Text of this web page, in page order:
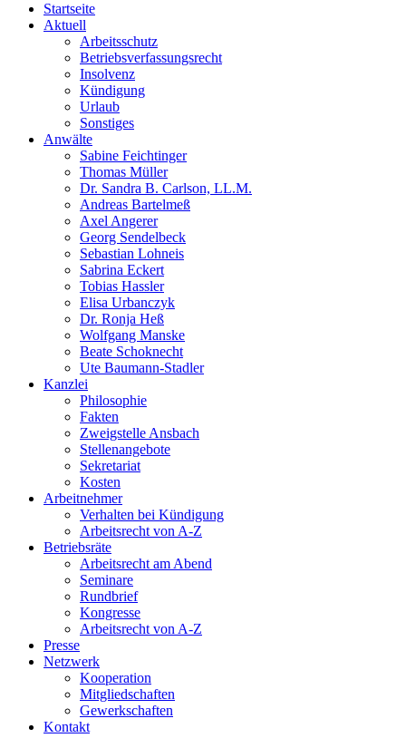
Startseite
Aktuell
Arbeitsschutz
Betriebsverfassungsrecht
Insolvenz
Kündigung
Urlaub
Sonstiges
Anwälte
Sabine Feichtinger
Thomas Müller
Dr. Sandra B. Carlson, LL.M.
Andreas Bartelmeß
Axel Angerer
Georg Sendelbeck
Sebastian Lohneis
Sabrina Eckert
Tobias Hassler
Elisa Urbanczyk
Dr. Ronja Heß
Wolfgang Manske
Beate Schoknecht
Ute Baumann-Stadler
Kanzlei
Philosophie
Fakten
Zweigstelle Ansbach
Stellenangebote
Sekretariat
Kosten
Arbeitnehmer
Verhalten bei Kündigung
Arbeitsrecht von A-Z
Betriebsräte
Arbeitsrecht am Abend
Seminare
Rundbrief
Kongresse
Arbeitsrecht von A-Z
Presse
Netzwerk
Kooperation
Mitgliedschaften
Gewerkschaften
Kontakt